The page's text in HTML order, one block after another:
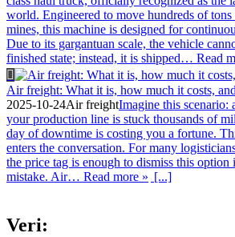
world. Engineered to move hundreds of
mines, this machine is designed for
Due to its gargantuan scale, the vehicle
finished state; instead, it is shipped… Read
Air freight: What it is, how much it costs,
2025-10-24Air freightImagine this scenario:
your production line is stuck thousands of
day of downtime is costing you a fortune.
enters the conversation. For many
the price tag is enough to dismiss this option
mistake. Air… Read more » [...]
Veri: